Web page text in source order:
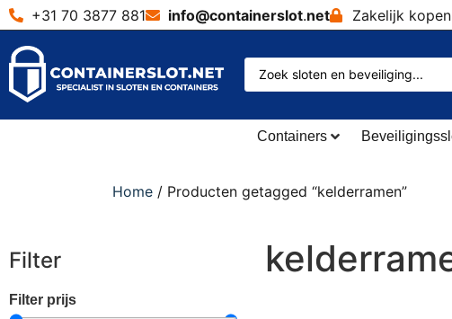
+31 70 3877 881 info@containerslot.net Zakelijk
Containers
Home / Producten getagged “kelderramen”
Filter
Filter prijs